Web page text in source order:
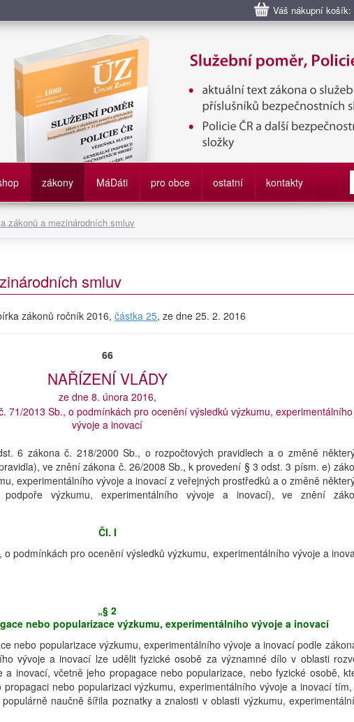
Váš nákupní
Služební poměr příslušníků bezpečnostních sborů, Policie ČR, Vězeňská
služby
zákony MáDáti pro obce ostatní kontakty
zákonů a mezinárodních smluv
smluv
zákonů ročník 2016, částka 25, ze dne 25. 2. 2016
66
NAŘÍZENÍ VLÁDY
ze dne 8. února 2016,
71/2013 Sb., o podmínkách pro ocenění výsledků výzkumu, experimentálního
vývoje a inovací
6 zákona č. 218/2000 Sb., o rozpočtových pravidlech a o změně
ve znění zákona č. 26/2008 Sb., k provedení § 3 odst. 3 písm. e)
experimentálního vývoje a inovací z veřejných prostředků a o změně
výzkumu, experimentálního vývoje a inovací), ve znění
Čl. I
podmínkách pro ocenění výsledků výzkumu, experimentálního vývoje a
„§ 2
nebo popularizace výzkumu, experimentálního vývoje a inovací
nebo popularizace výzkumu, experimentálního vývoje a inovací podle
vývoje a inovací lze udělit fyzické osobě za významné dílo v oblasti
a inovací, včetně jeho propagace nebo popularizace, nebo fyzické osobě,
nebo popularizaci výzkumu, experimentálního vývoje a inovací
naučně šířila poznatky a znalosti v oblasti výzkumu,